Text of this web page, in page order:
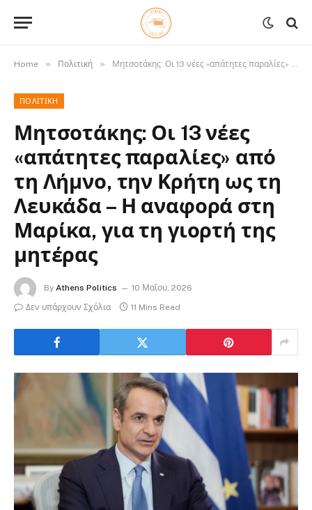
Home » Πολιτική » Μητσοτάκης: Οι 13 νέες «απάτητες παραλίες» από τη Λήμνο, την Κρήτη ως τη Λευκάδα – Η αναφορά στη Μαρίκα, για τη γιορτή της μητέρας
ΠΟΛΙΤΙΚΉ
Μητσοτάκης: Οι 13 νέες
«απάτητες παραλίες» από
τη Λήμνο, την Κρήτη ως τη
Λευκάδα – Η αναφορά στη
Μαρίκα, για τη γιορτή της
μητέρας
By Athens Politics
10 Μαΐου, 2026
Δεν υπάρχουν Σχόλια
11 Mins Read